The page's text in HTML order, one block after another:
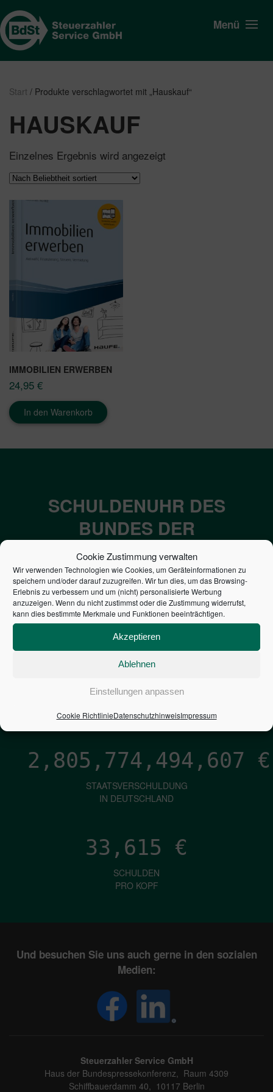
Cookie Zustimmung verwalten
Wir verwenden Technologien wie Cookies, um Geräteinformationen zu
speichern und/oder darauf zuzugreifen. Wir tun dies, um das Browsing-
Erlebnis zu verbessern und um (nicht) personalisierte Werbung
anzuzeigen. Wenn du nicht zustimmst oder die Zustimmung widerrufst,
kann dies bestimmte Merkmale und Funktionen beeinträchtigen.
Akzeptieren
Ablehnen
Einstellungen anpassen
Cookie RichtlinieDatenschutzhinweisImpressum
Menü
Start / Produkte verschlagwortet mit „Hauskauf“
HAUSKAUF
Einzelnes Ergebnis wird angezeigt
IMMOBILIEN ERWERBEN
24,95 €
In den Warenkorb
SCHULDENUHR DES
BUNDES DER
STEUERZAHLER
7,052€
NEUVERSCHULDUNG
PRO SEKUNDE
1,601
ZINSEN
PRO SEKUNDE
2,805,774,495,453 €
STAATSVERSCHULDUNG
IN DEUTSCHLAND
33,615 €
SCHULDEN
PRO KOPF
Und besuchen Sie uns auch gerne in den sozialen
Medien:
Steuerzahler Service GmbH
Haus der Bundespressekonferenz, Raum 4309
Schiffbauerdamm 40, 10117 Berlin